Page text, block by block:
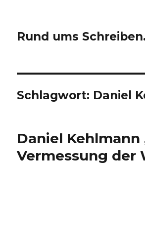
Rund ums
Schlagwort: Daniel
Daniel Kehlmann
Vermessung der